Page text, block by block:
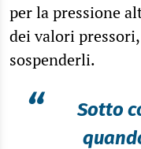
per la pressione
dei valori
sospenderli.
“
Sotto